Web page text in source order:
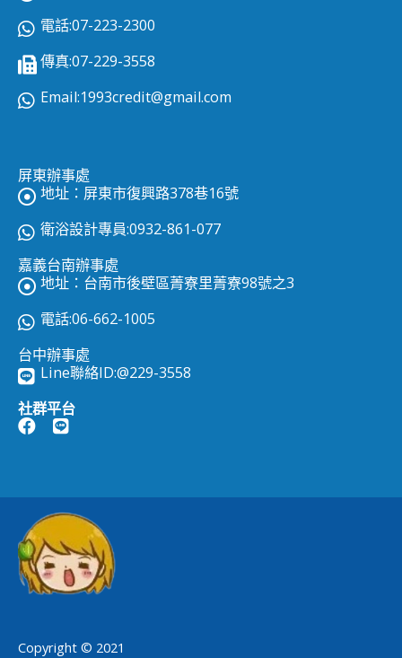
電話:07-223-2300
傳真:07-229-3558
Email:1993credit@gmail.com
屏東辦事處
地址：屏東市復興路378巷16號
衛浴設計專員:0932-861-077
嘉義台南辦事處
地址：台南市後壁區菁寮里菁寮98號之3
電話:06-662-1005
台中辦事處
Line聯絡ID:@229-3558
社群平台
Copyright © 2021